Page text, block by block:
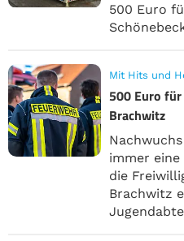
500 Euro
Mit Hits und
500 Euro
Brachwitz
immer
die
Brachwitz